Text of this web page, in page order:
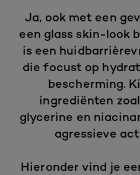
Ja, ook met een
een glass skin-look
is een
die focust op
bescherming.
ingrediënten
glycerine en
agressieve
Hieronder vind je